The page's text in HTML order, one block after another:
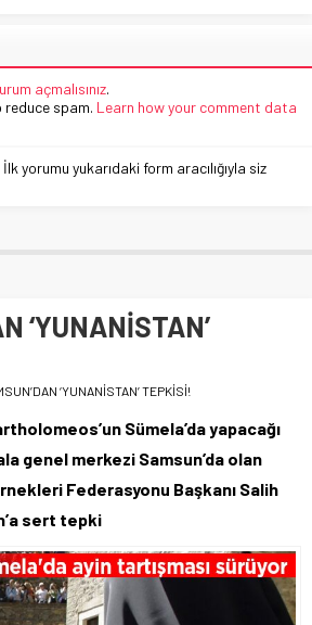
açmalısınız.
spam. Learn how your comment data
yorumu yukarıdaki form aracılığıyla siz
‘YUNANİSTAN’
‘YUNANİSTAN’ TEPKİSİ!
Sümela’da yapacağı
genel merkezi Samsun’da olan
Federasyonu Başkanı Salih
sert tepki